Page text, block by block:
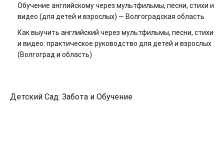
Обучение английскому через мультфильмы, песни, стихи и
видео (для детей и взрослых) — Волгоградская область
Как выучить английский через мультфильмы, песни, стихи
и видео: практическое руководство для детей и взрослых
(Волгоград и область)
Детский Сад: Забота и Обучение